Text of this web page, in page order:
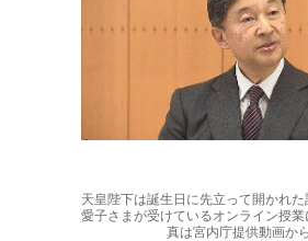
天皇陛下は誕生日に先立って開かれ
愛子さまが受けているオンライン授
真は宮内庁提供動画から